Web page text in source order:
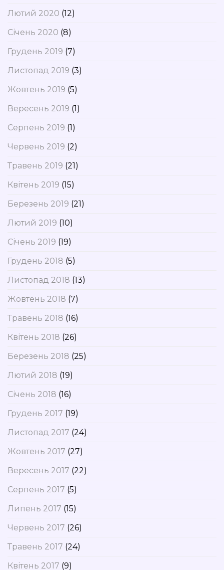
Лютий 2020 (12)
Січень 2020 (8)
Грудень 2019 (7)
Листопад 2019 (3)
Жовтень 2019 (5)
Вересень 2019 (1)
Серпень 2019 (1)
Червень 2019 (2)
Травень 2019 (21)
Квітень 2019 (15)
Березень 2019 (21)
Лютий 2019 (10)
Січень 2019 (19)
Грудень 2018 (5)
Листопад 2018 (13)
Жовтень 2018 (7)
Травень 2018 (16)
Квітень 2018 (26)
Березень 2018 (25)
Лютий 2018 (19)
Січень 2018 (16)
Грудень 2017 (19)
Листопад 2017 (24)
Жовтень 2017 (27)
Вересень 2017 (22)
Серпень 2017 (5)
Липень 2017 (15)
Червень 2017 (26)
Травень 2017 (24)
Квітень 2017 (9)